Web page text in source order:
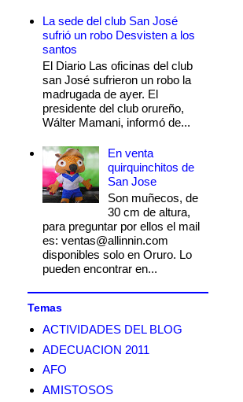
La sede del club San José
sufrió un robo Desvisten a los
santos
El Diario Las oficinas del club
san José sufrieron un robo la
madrugada de ayer. El
presidente del club orureño,
Wálter Mamani, informó de...
En venta
quirquinchitos de
San Jose
Son muñecos, de
30 cm de altura,
para preguntar por ellos el mail
es: ventas@allinnin.com
disponibles solo en Oruro. Lo
pueden encontrar en...
Temas
ACTIVIDADES DEL BLOG
ADECUACION 2011
AFO
AMISTOSOS